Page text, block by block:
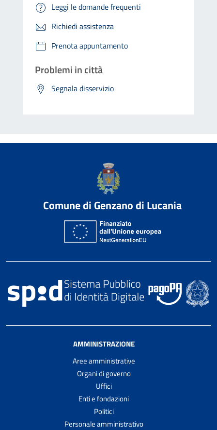
Leggi le domande frequenti
Richiedi assistenza
Prenota appuntamento
Problemi in città
Segnala disservizio
Comune di Genzano di Lucania
AMMINISTRAZIONE
Aree amministrative
Organi di governo
Uffici
Enti e fondazioni
Politici
Personale amministrativo